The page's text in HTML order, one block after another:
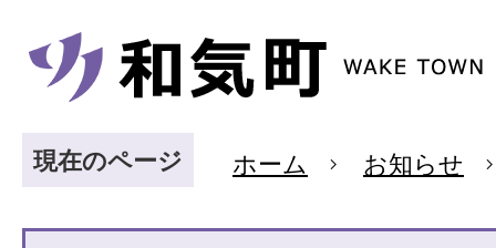
現在のページ ホーム お知らせ